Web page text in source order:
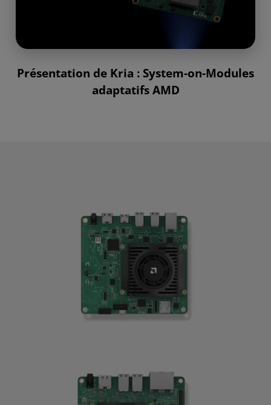
Présentation de Kria : System-on-Modules
adaptatifs AMD